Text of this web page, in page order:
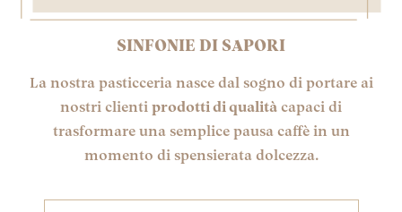
SINFONIE DI SAPORI
La nostra pasticceria nasce dal sogno di portare ai
nostri clienti prodotti di qualità capaci di
trasformare una semplice pausa caffè in un
momento di spensierata dolcezza.